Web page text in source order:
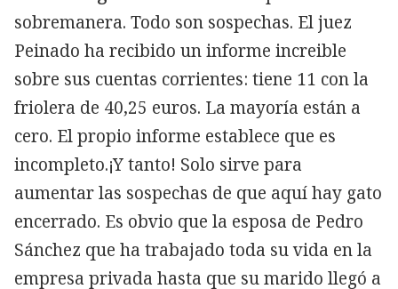
sobremanera. Todo son sospechas. El juez
Peinado ha recibido un informe increible
sobre sus cuentas corrientes: tiene 11 con la
friolera de 40,25 euros. La mayoría están a
cero. El propio informe establece que es
incompleto.¡Y tanto! Solo sirve para
aumentar las sospechas de que aquí hay gato
encerrado. Es obvio que la esposa de Pedro
Sánchez que ha trabajado toda su vida en la
empresa privada hasta que su marido llegó a